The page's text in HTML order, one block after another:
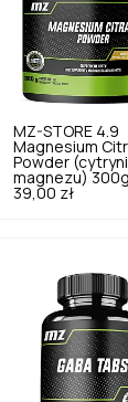
MZ-STORE 4.9
Magnesium
Powder
magnezu) 300g
39,00 zł